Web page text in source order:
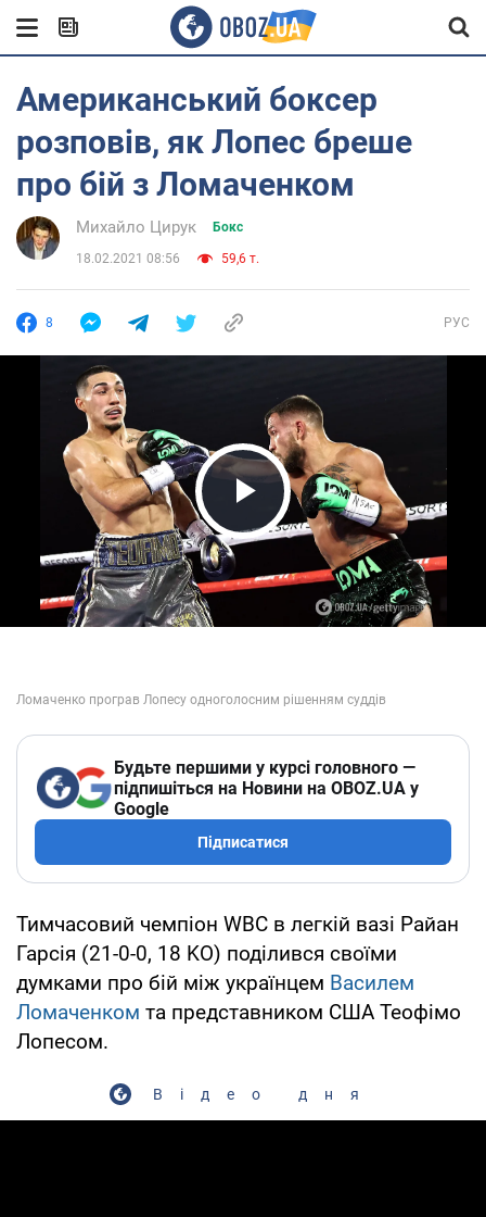
Американський боксер
розповів, як Лопес бреше
про бій з Ломаченком
Михайло Цирук Бокс
18.02.2021 08:56 59,6 т.
8 РУС
Play Video
Будьте першими у курсі головного —
підпишіться на Новини на OBOZ.UA у
Google
Підписатися
Тимчасовий чемпіон WBC в легкій вазі Райан
Гарсія (21-0-0, 18 KO) поділився своїми
думками про бій між українцем Василем
Ломаченком та представником США Теофімо
Лопесом.
Відео дня